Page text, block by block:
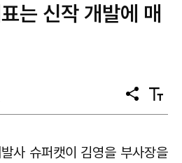
는 신작 개발에 매
공
유
텍
스
기
사 슈퍼캣이 김영을 부사장을